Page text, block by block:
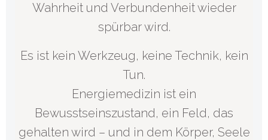
Wahrheit und Verbundenheit wieder
spürbar wird.
Es ist kein Werkzeug, keine Technik, kein
Tun.
Energiemedizin ist ein
Bewusstseinszustand, ein Feld, das
gehalten wird – und in dem Körper, Seele